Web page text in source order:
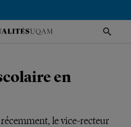
en
le vice-recteur